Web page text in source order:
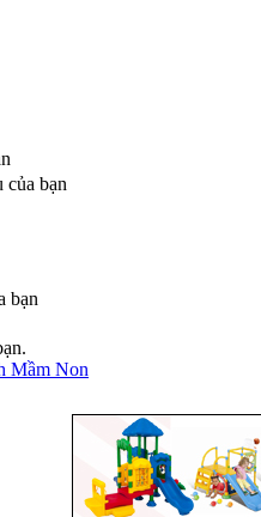
của bạn
bạn
Mầm Non